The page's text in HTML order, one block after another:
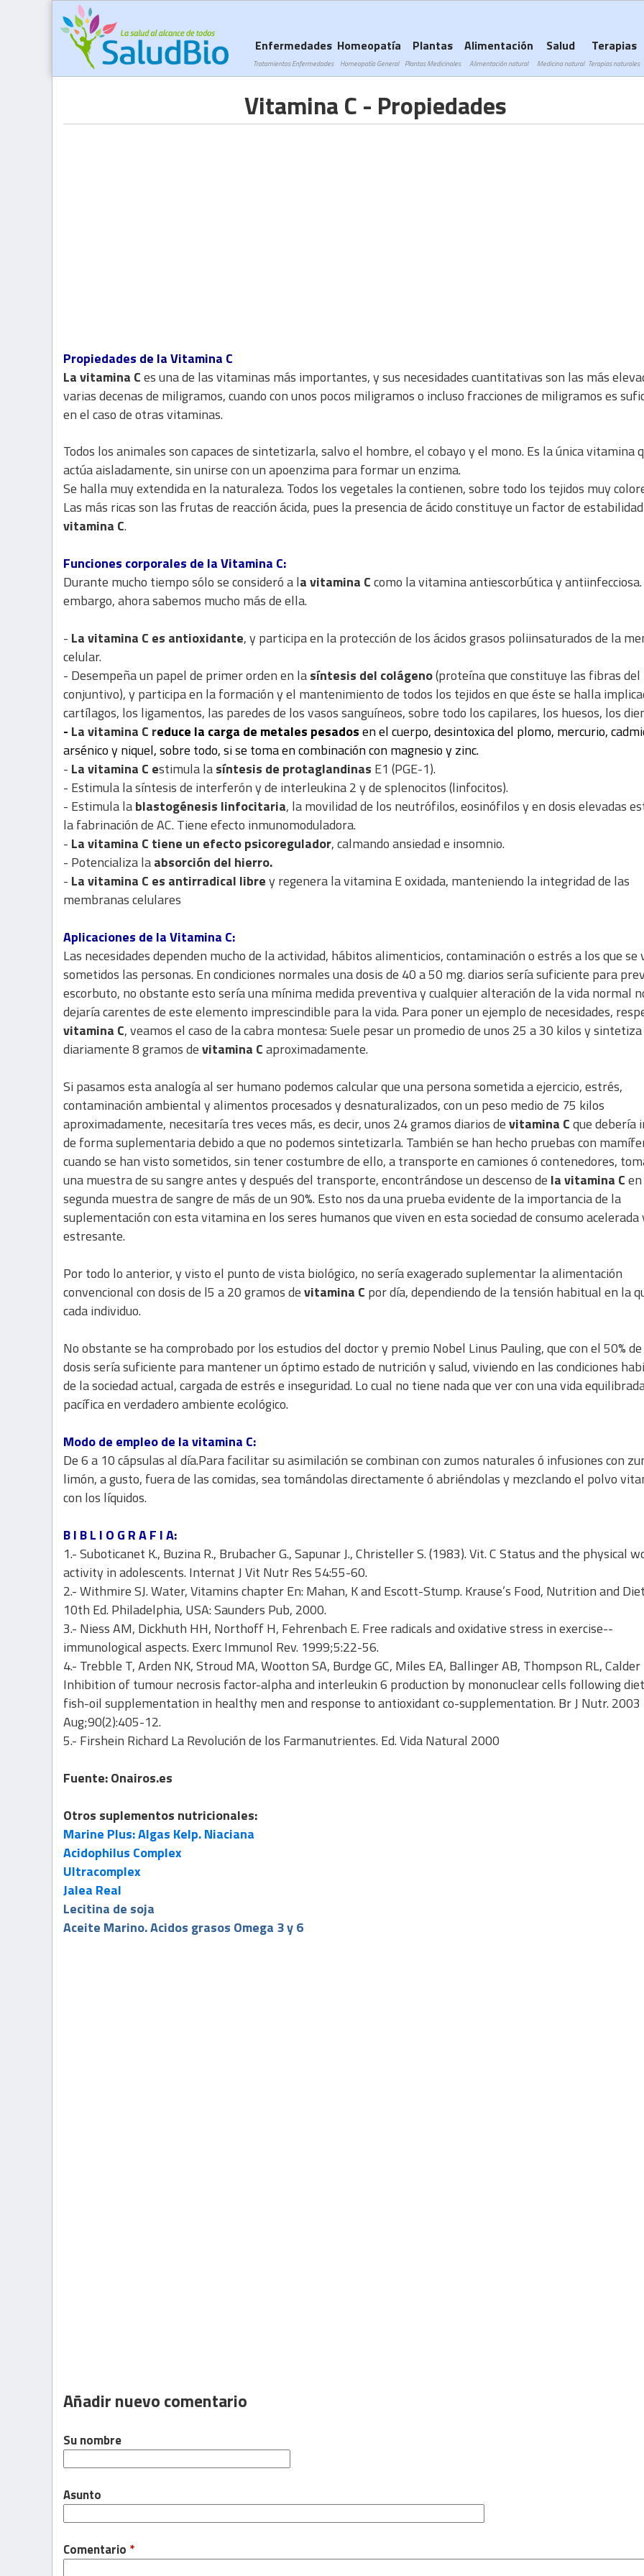
Vitamina C - Propiedades
Propiedades de la Vitamina C
La vitamina Ces una de las vitaminas más importantes, y sus necesidades cuantitativas son las más
varias decenas de miligramos, cuando con unos pocos miligramos o incluso fracciones de miligramos es
en el caso de otras vitaminas.
Todos los animales son capaces de sintetizarla, salvo el hombre, el cobayo y el mono. Es la única vitamina
actúa aisladamente, sin unirse con un apoenzima para formar un enzima.
Se halla muy extendida en la naturaleza. Todos los vegetales la contienen, sobre todo los tejidos muy
Las más ricas son las frutas de reacción ácida, pues la presencia de ácido constituye un factor de
vitamina C.
Funciones corporales de la Vitamina C:
Durante mucho tiempo sólo se consideró a la vitamina Ccomo la vitamina antiescorbútica y antiinfecciosa.
embargo, ahora sabemos mucho más de ella.
- La vitamina C es antioxidante, y participa en la protección de los ácidos grasos poliinsaturados de la
celular.
- Desempeña un papel de primer orden en lasíntesis del colágeno(proteína que constituye las fibras del
conjuntivo), y participa en la formación y el mantenimiento de todos los tejidos en que éste se halla
cartílagos, los ligamentos, las paredes de los vasos sanguíneos, sobre todo los capilares, los huesos, los
- La vitamina C reduce la carga de metales pesadosen el cuerpo, desintoxica del plomo, mercurio,
arsénico y niquel, sobre todo, si se toma en combinación con magnesio y zinc.
- La vitamina C estimula lasíntesis de protaglandinas E1 (PGE-1).
- Estimula la síntesis de interferón y de interleukina 2 y de splenocitos (linfocitos).
- Estimula lablastogénesis linfocitaria, la movilidad de los neutrófilos, eosinófilos y en dosis elevadas
la fabrinación de AC. Tiene efecto inmunomoduladora.
- La vitamina C tiene un efecto psicoregulador, calmando ansiedad e insomnio.
- Potencializa laabsorción del hierro.
- La vitamina C es antirradical librey regenera la vitamina E oxidada, manteniendo la integridad de las
membranas celulares
Aplicaciones de la Vitamina C:
Las necesidades dependen mucho de la actividad, hábitos alimenticios, contaminación o estrés a los que se
sometidos las personas. En condiciones normales una dosis de 40 a 50 mg. diarios sería suficiente para
escorbuto, no obstante esto sería una mínima medida preventiva y cualquier alteración de la vida normal
dejaría carentes de este elemento imprescindible para la vida. Para poner un ejemplo de necesidades,
vitamina C, veamos el caso de la cabra montesa: Suele pesar un promedio de unos 25 a 30 kilos y sintetiza
diariamente 8 gramos devitamina Caproximadamente.
Si pasamos esta analogía al ser humano podemos calcular que una persona sometida a ejercicio, estrés,
contaminación ambiental y alimentos procesados y desnaturalizados, con un peso medio de 75 kilos
aproximadamente, necesitaría tres veces más, es decir, unos 24 gramos diarios devitamina Cque debería
de forma suplementaria debido a que no podemos sintetizarla. También se han hecho pruebas con
cuando se han visto sometidos, sin tener costumbre de ello, a transporte en camiones ó contenedores,
una muestra de su sangre antes y después del transporte, encontrándose un descenso de la vitamina C
segunda muestra de sangre de más de un 90%. Esto nos da una prueba evidente de la importancia de la
suplementación con esta vitamina en los seres humanos que viven en esta sociedad de consumo acelerada
estresante.
Por todo lo anterior, y visto el punto de vista biológico, no sería exagerado suplementar la alimentación
convencional con dosis de l5 a 20 gramos devitamina C por día, dependiendo de la tensión habitual en la
cada individuo.
No obstante se ha comprobado por los estudios del doctor y premio Nobel Linus Pauling, que con el 50%
dosis sería suficiente para mantener un óptimo estado de nutrición y salud, viviendo en las condiciones
de la sociedad actual, cargada de estrés e inseguridad. Lo cual no tiene nada que ver con una vida
pacífica en verdadero ambiente ecológico.
Modo de empleo de la vitamina C:
De 6 a 10 cápsulas al día.Para facilitar su asimilación se combinan con zumos naturales ó infusiones con
limón, a gusto, fuera de las comidas, sea tomándolas directamente ó abriéndolas y mezclando el polvo
con los líquidos.
B I B L I O G R A F I A:
1.- Suboticanet K., Buzina R., Brubacher G., Sapunar J., Christeller S. (1983). Vit. C Status and the physical
activity in adolescents. Internat J Vit Nutr Res 54:55-60.
2.- Withmire SJ. Water, Vitamins chapter En: Mahan, K and Escott-Stump. Krause’s Food, Nutrition and
10th Ed. Philadelphia, USA: Saunders Pub, 2000.
3.- Niess AM, Dickhuth HH, Northoff H, Fehrenbach E. Free radicals and oxidative stress in exercise--
immunological aspects. Exerc Immunol Rev. 1999;5:22-56.
4.- Trebble T, Arden NK, Stroud MA, Wootton SA, Burdge GC, Miles EA, Ballinger AB, Thompson RL, Calder
Inhibition of tumour necrosis factor-alpha and interleukin 6 production by mononuclear cells following
fish-oil supplementation in healthy men and response to antioxidant co-supplementation. Br J Nutr. 2003
Aug;90(2):405-12.
5.- Firshein Richard La Revolución de los Farmanutrientes. Ed. Vida Natural 2000
Fuente: Onairos.es
Otros suplementos nutricionales:
Marine Plus: Algas Kelp. Niaciana
Acidophilus Complex
Ultracomplex
Jalea Real
Lecitina de soja
Aceite Marino. Acidos grasos Omega 3 y 6
Añadir nuevo comentario
Su nombre
Asunto
Comentario *
Enfermedades
Tratamientos Enfermedades
Homeopatía
Homeopatía General
Plantas
Plantas Medicinales
Alimentación
Alimentación natural
Salud
Medicina natural
Terapias
Terapias naturales